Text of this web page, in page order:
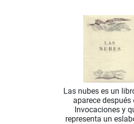
Las nubes es un
aparece después
Invocaciones y
representa un